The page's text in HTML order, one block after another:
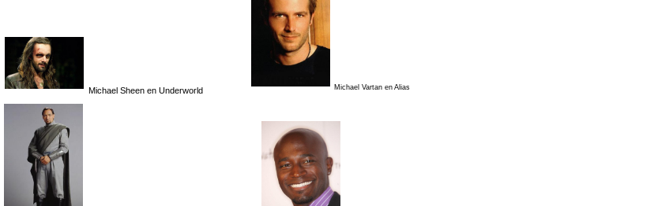
Michael Sheen en Underworld Michael Vartan en Alias